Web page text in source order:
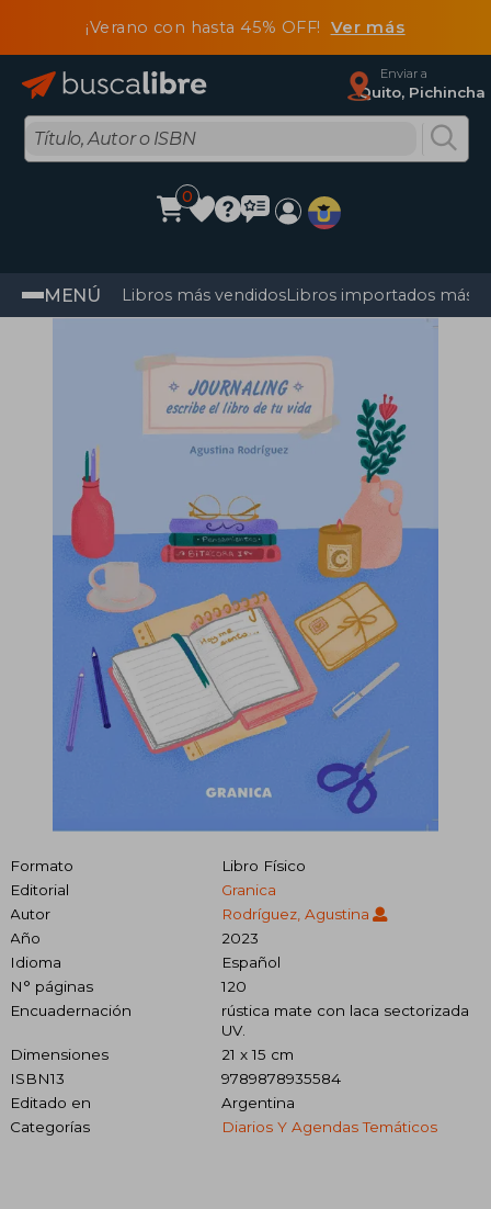
¡Verano con hasta 45% OFF! Ver más
Enviar a
Quito, Pichincha
0
MENÚ Libros más vendidosLibros importados más
Formato
Libro Físico
Editorial
Granica
Autor
Rodríguez, Agustina
Año
2023
Idioma
Español
N° páginas
120
Encuadernación
rústica mate con laca sectorizada
UV.
Dimensiones
21 x 15 cm
ISBN13
9789878935584
Editado en
Argentina
Categorías
Diarios Y Agendas Temáticos